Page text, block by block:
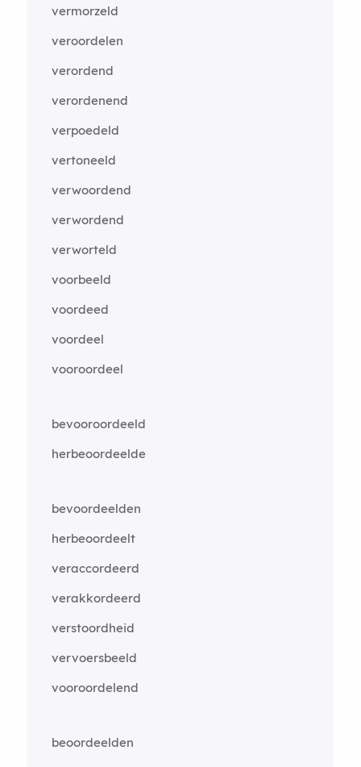
vermorzeld
veroordelen
verordend
verordenend
verpoedeld
vertoneeld
verwoordend
verwordend
verworteld
voorbeeld
voordeed
voordeel
vooroordeel
bevooroordeeld
herbeoordeelde
bevoordeelden
herbeoordeelt
veraccordeerd
verakkordeerd
verstoordheid
vervoersbeeld
vooroordelend
beoordeelden